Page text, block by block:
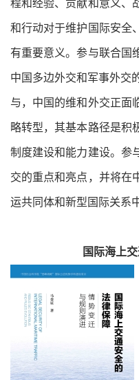
程和经验、贡献和意义、
和行动对于维护国际安全
有重要意义。参与联合国
中国多边外交和军事外交
与，中国的维和外交正面
略转型，其基本路径是积
制度建设和能力建设。参
交的重点和亮点，并将在
运共同体和新型国际关系
国际海上